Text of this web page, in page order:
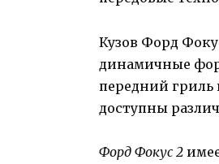
Кузов Форд
динамичные
передний гриль
доступны
Форд Фокус 2